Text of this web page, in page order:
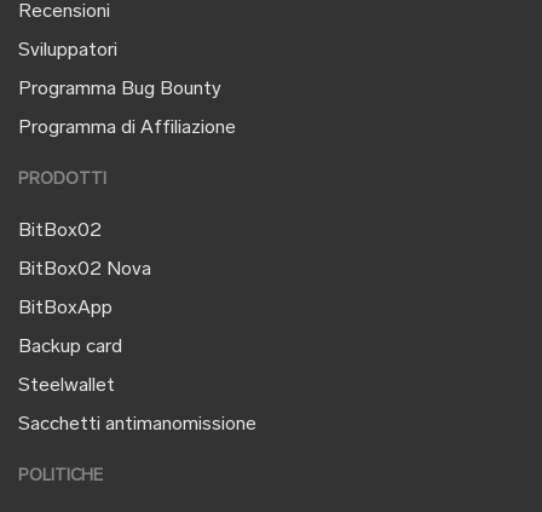
Recensioni
Sviluppatori
Programma Bug Bounty
Programma di Affiliazione
PRODOTTI
BitBox02
BitBox02 Nova
BitBoxApp
Backup card
Steelwallet
Sacchetti antimanomissione
POLITICHE